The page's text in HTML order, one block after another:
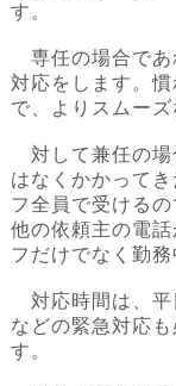
す。
専任の場合であ
対応をします。
で、よりスムーズ
対して兼任の場
はなくかかって
フ全員で受ける
他の依頼主の電
フだけでなく勤務
対応時間は、平
などの緊急対応
す。